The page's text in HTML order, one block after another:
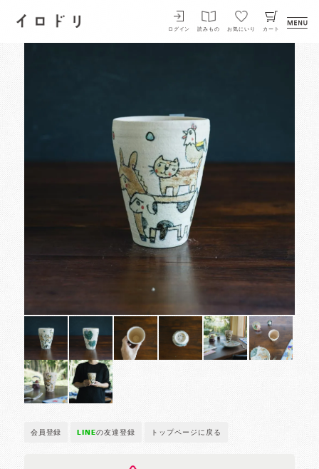
イロドリ
ログイン 読みもの お気にいり カート
会員登録 LINEの友達登録 トップページに戻る